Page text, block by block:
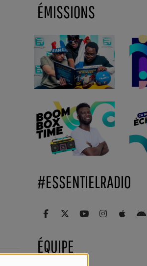
ÉMISSIONS
#ESSENTIELRADIO
ÉQUIPE